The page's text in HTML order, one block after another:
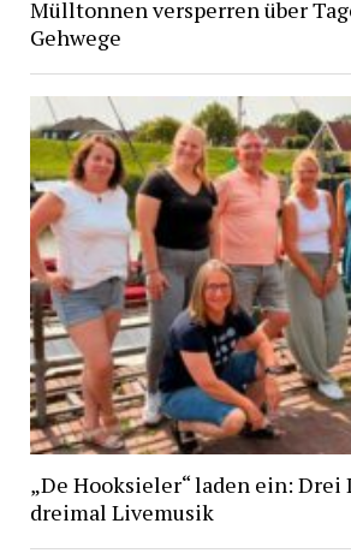
Mülltonnen versperren über
Gehwege
„De Hooksieler“ laden ein: Drei
dreimal Livemusik